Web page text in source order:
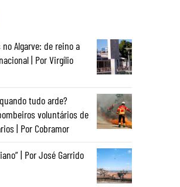
no Algarve: de reino a
| Por Virgílio
tudo arde?
voluntários de
| Por Cobramor
| Por José Garrido